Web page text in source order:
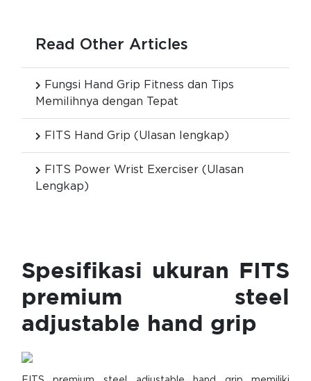
Read Other Articles
Fungsi Hand Grip Fitness dan Tips
Memilihnya dengan Tepat
FITS Hand Grip (Ulasan lengkap)
FITS Power Wrist Exerciser (Ulasan
Lengkap)
Spesifikasi ukuran FITS
premium steel
adjustable hand grip